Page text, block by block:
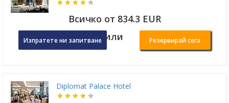
Всичко от 834.3 EUR
Изпратете ни запитване или Резервирай сега
Diplomat Palace Hotel